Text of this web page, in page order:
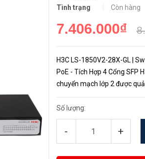
Tình trạng
Còn hàng
7.406.000₫
H3C LS-1850V2-28X-GL |
PoE - Tích Hợp 4 Cổng SFP
chuyển mạch lớp 2 được
năng truy cập hiệu s...
Số lượng:
- +